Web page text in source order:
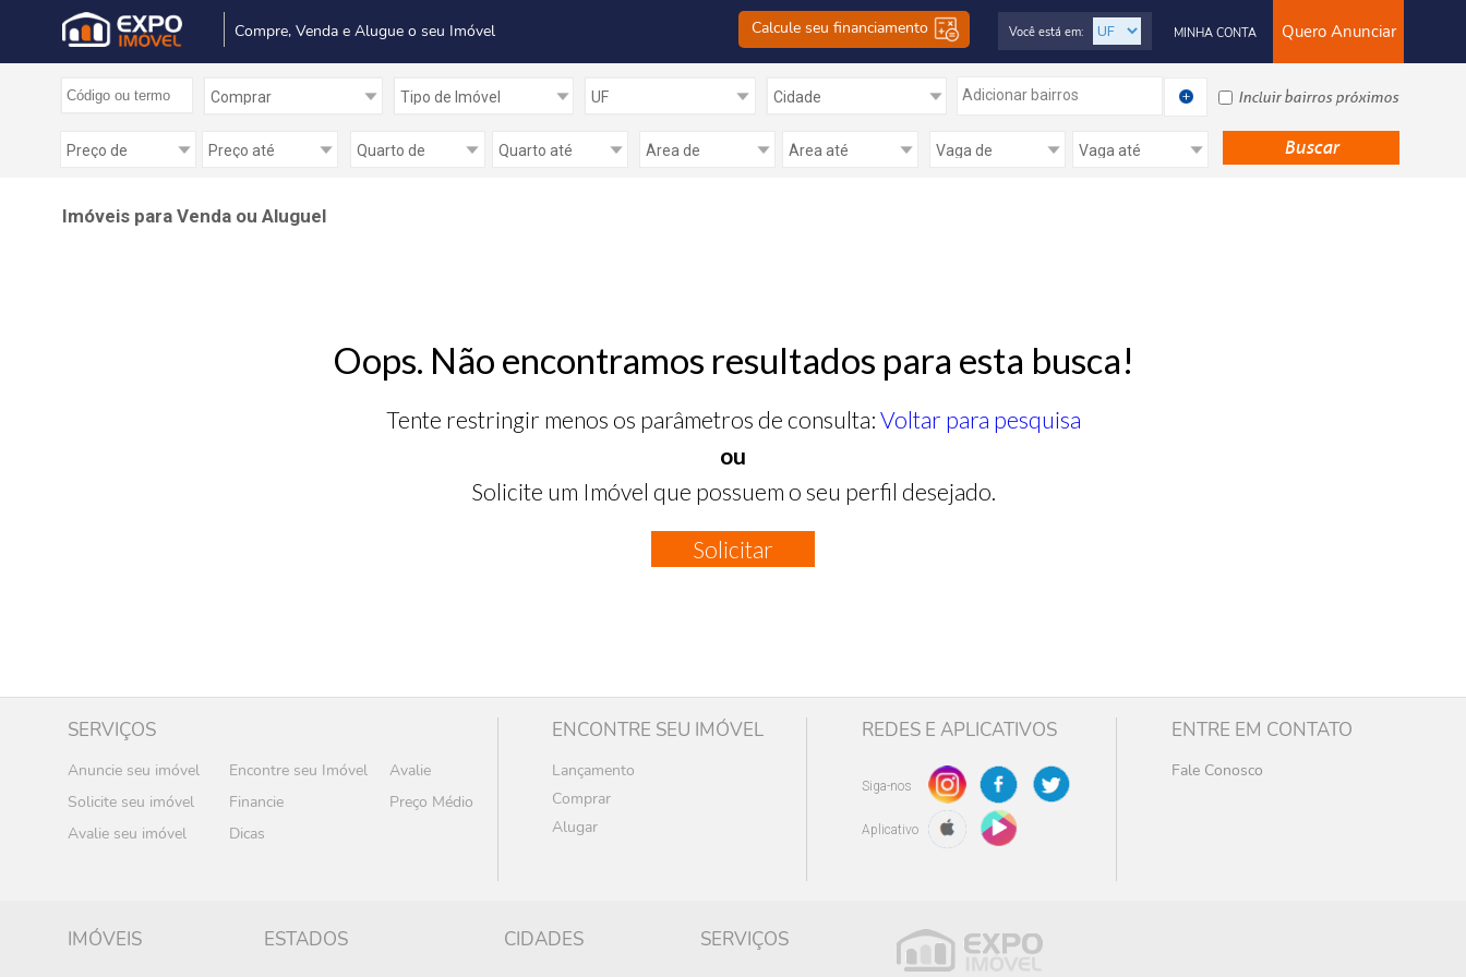
Compre, Venda e Alugue o seu Imóvel Calcule seu financiamento Quero Anunciar
MINHA CONTA
Você está em:
Adicionar bairros Incluir bairros próximos
Imóveis para Venda ou Aluguel
Oops. Não encontramos resultados para esta busca!
Tente restringir menos os parâmetros de consulta: Voltar para pesquisa
ou
Solicite um Imóvel que possuem o seu perfil desejado.
Solicitar
SERVIÇOS
Anuncie seu imóvel Encontre seu Imóvel
Avalie
Solicite seu imóvel
Financie
Preço Médio
Avalie seu imóvel
Dicas
ENCONTRE SEU IMÓVEL
Lançamento
Comprar
Alugar
REDES E APLICATIVOS
Siga-nos
Aplicativo
ENTRE EM CONTATO
Fale Conosco
IMÓVEIS ESTADOS CIDADES SERVIÇOS